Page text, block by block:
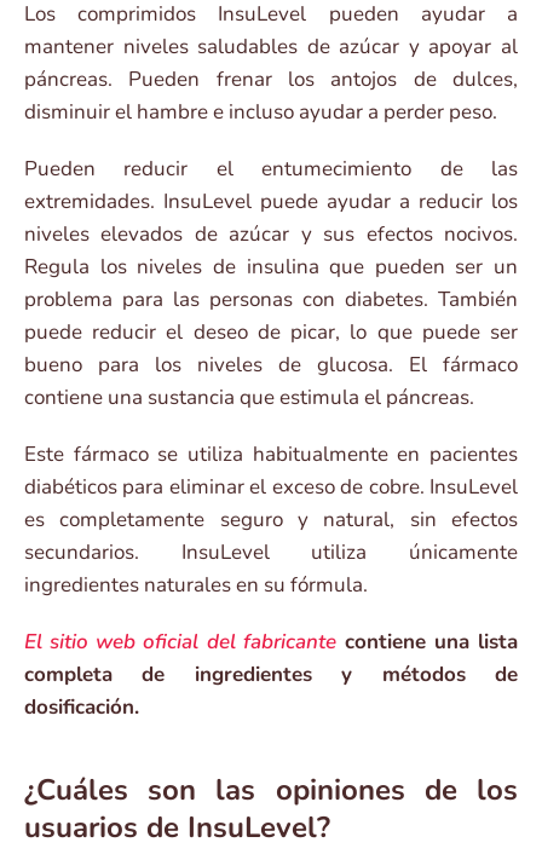
Los comprimidos InsuLevel pueden ayudar a
mantener niveles saludables de azúcar y apoyar al
páncreas. Pueden frenar los antojos de dulces,
disminuir el hambre e incluso ayudar a perder peso.
Pueden reducir el entumecimiento de las
extremidades. InsuLevel puede ayudar a reducir los
niveles elevados de azúcar y sus efectos nocivos.
Regula los niveles de insulina que pueden ser un
problema para las personas con diabetes. También
puede reducir el deseo de picar, lo que puede ser
bueno para los niveles de glucosa. El fármaco
contiene una sustancia que estimula el páncreas.
Este fármaco se utiliza habitualmente en pacientes
diabéticos para eliminar el exceso de cobre. InsuLevel
es completamente seguro y natural, sin efectos
secundarios. InsuLevel utiliza únicamente
ingredientes naturales en su fórmula.
El sitio web oficial del fabricantecontiene una lista
completa de ingredientes y métodos de
dosificación.
¿Cuáles son las opiniones de los
usuarios de InsuLevel?